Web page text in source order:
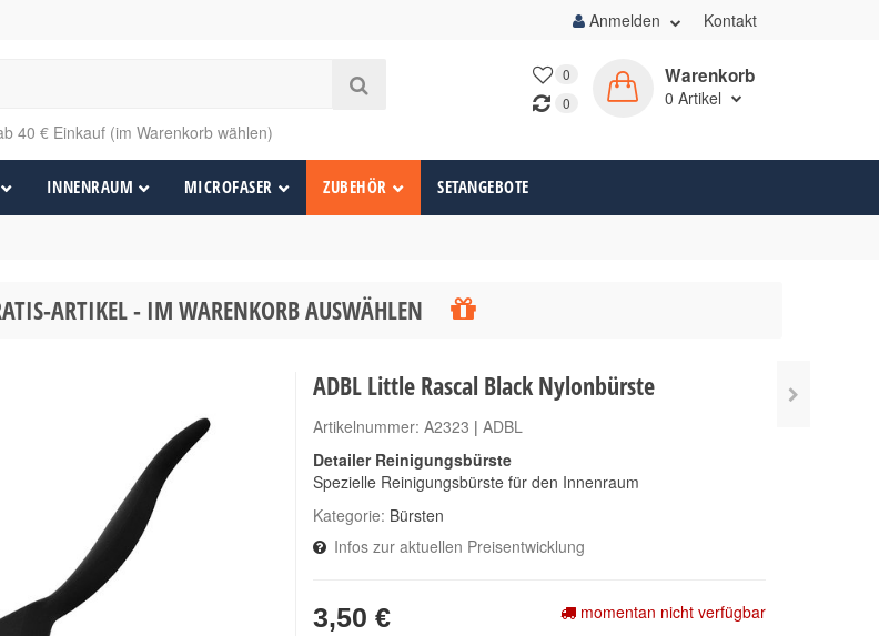
Anmelden Kontakt
40 € Einkauf (im Warenkorb wählen)
0
0
Warenkorb
0 Artikel
INNENRAUM MICROFASER ZUBEHÖR SETANGEBOTE
ARTIKEL - IM WARENKORB AUSWÄHLEN
ADBL Little Rascal Black Nylonbürste
Artikelnummer:A2323 |ADBL
Detailer Reinigungsbürste
Spezielle Reinigungsbürste für den Innenraum
Kategorie: Bürsten
Infos zur aktuellen Preisentwicklung
3,50 € momentan nicht verfügbar